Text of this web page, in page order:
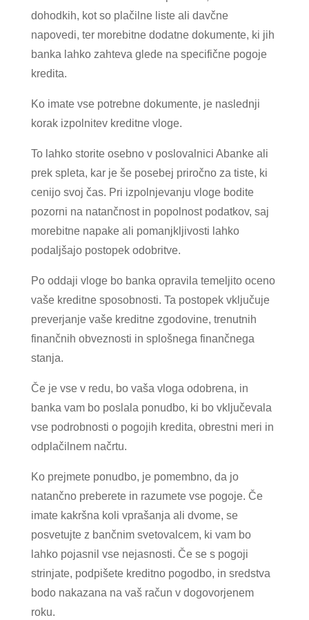
dohodkih, kot so plačilne liste ali davčne
napovedi, ter morebitne dodatne dokumente, ki jih
banka lahko zahteva glede na specifične pogoje
kredita.
Ko imate vse potrebne dokumente, je naslednji
korak izpolnitev kreditne vloge.
To lahko storite osebno v poslovalnici Abanke ali
prek spleta, kar je še posebej priročno za tiste, ki
cenijo svoj čas. Pri izpolnjevanju vloge bodite
pozorni na natančnost in popolnost podatkov, saj
morebitne napake ali pomanjkljivosti lahko
podaljšajo postopek odobritve.
Po oddaji vloge bo banka opravila temeljito oceno
vaše kreditne sposobnosti. Ta postopek vključuje
preverjanje vaše kreditne zgodovine, trenutnih
finančnih obveznosti in splošnega finančnega
stanja.
Če je vse v redu, bo vaša vloga odobrena, in
banka vam bo poslala ponudbo, ki bo vključevala
vse podrobnosti o pogojih kredita, obrestni meri in
odplačilnem načrtu.
Ko prejmete ponudbo, je pomembno, da jo
natančno preberete in razumete vse pogoje. Če
imate kakršna koli vprašanja ali dvome, se
posvetujte z bančnim svetovalcem, ki vam bo
lahko pojasnil vse nejasnosti. Če se s pogoji
strinjate, podpišete kreditno pogodbo, in sredstva
bodo nakazana na vaš račun v dogovorjenem
roku.